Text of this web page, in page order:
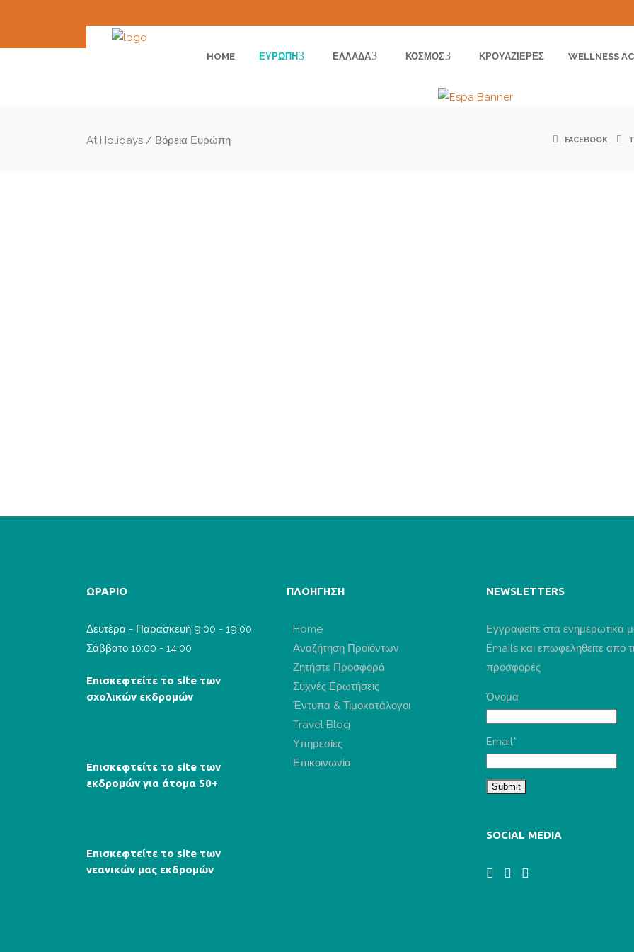
HOME ΕΥΡΏΠΗ ΕΛΛΆΔΑ ΚΌΣΜΟΣ ΚΡΟΥΑΖΙΈΡΕΣ WELLNESS
At Holidays / Βόρεια Ευρώπη FACEBOOK
ΩΡΑΡΙΟ
Δευτέρα - Παρασκευή 9:00 - 19:00
Σάββατο 10:00 - 14:00
Επισκεφτείτε το site των
σχολικών εκδρομών
Επισκεφτείτε το site των
εκδρομών για άτομα 50+
Επισκεφτείτε το site των
νεανικών μας εκδρομών
ΠΛΟΗΓΗΣΗ
Home
Αναζήτηση Προϊόντων
Ζητήστε Προσφορά
Συχνές Ερωτήσεις
Έντυπα & Τιμοκατάλογοι
Travel Blog
Υπηρεσίες
Επικοινωνία
NEWSLETTERS
Εγγραφείτε στα ενημερωτικά
Emails και επωφεληθείτε από
προσφορές
Όνομα
Email*
SOCIAL MEDIA